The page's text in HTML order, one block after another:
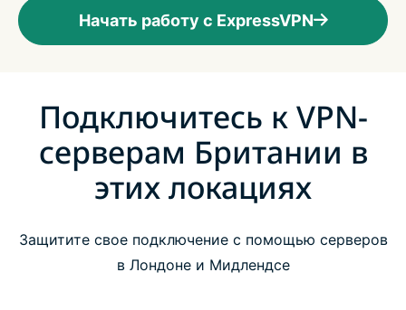
Начать работу с ExpressVPN
Подключитесь к VPN-
серверам Британии в
этих локациях
Защитите свое подключение с помощью серверов
в Лондоне и Мидлендсе